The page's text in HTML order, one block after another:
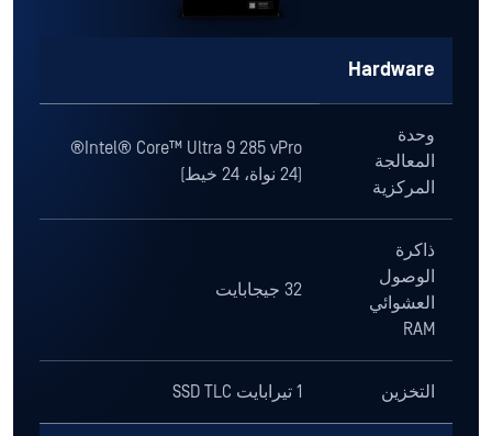
Hardware
وحدة
المعالجة
المركزية
Intel® Core™ Ultra 9 285 vPro®
(24 نواة، 24 خيط)
ذاكرة
الوصول
العشوائي
RAM
32 جيجابايت
التخزين 1 تيرابايت SSD TLC